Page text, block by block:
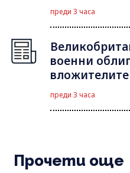
преди 3 часа
военни
преди 3 часа
Прочети още